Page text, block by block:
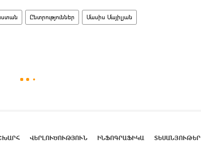
Ընտրություններ Մասիս Մայիլյան
ՎԵՐԼՈՒԾՈՒԹՅՈՒՆ ԻՆՖՈԳՐԱՖԻԿԱ ՏԵՍԱՆՅՈՒԹԵՐ